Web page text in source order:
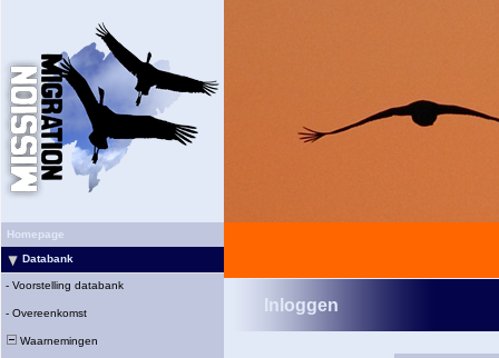
Homepage
Databank
- Voorstelling databank
- Overeenkomst
Waarnemingen
Inloggen